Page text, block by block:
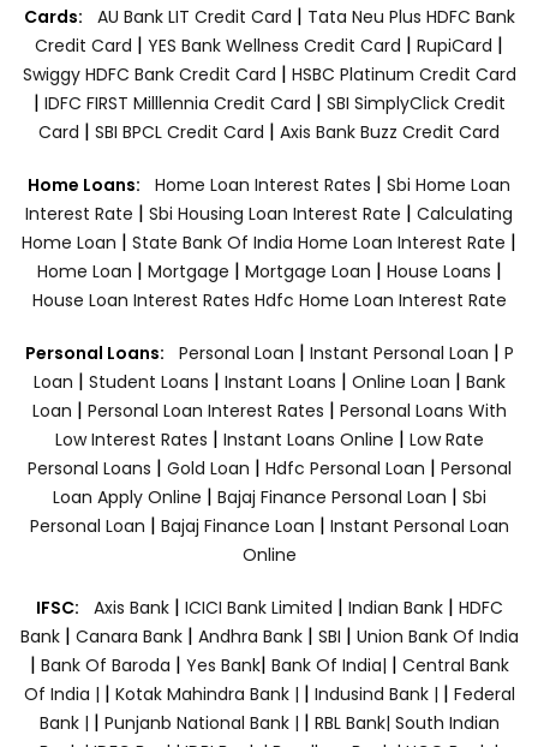
Cards: AU Bank LIT Credit Card | Tata Neu Plus HDFC Bank
Credit Card | YES Bank Wellness Credit Card | RupiCard |
Swiggy HDFC Bank Credit Card | HSBC Platinum Credit Card
| IDFC FIRST Milllennia Credit Card | SBI SimplyClick Credit
Card | SBI BPCL Credit Card | Axis Bank Buzz Credit Card
Home Loans: Home Loan Interest Rates | Sbi Home Loan
Interest Rate | Sbi Housing Loan Interest Rate | Calculating
Home Loan | State Bank Of India Home Loan Interest Rate |
Home Loan | Mortgage | Mortgage Loan | House Loans |
House Loan Interest Rates Hdfc Home Loan Interest Rate
Personal Loans: Personal Loan | Instant Personal Loan | P
Loan | Student Loans | Instant Loans | Online Loan | Bank
Loan | Personal Loan Interest Rates | Personal Loans With
Low Interest Rates | Instant Loans Online | Low Rate
Personal Loans | Gold Loan | Hdfc Personal Loan | Personal
Loan Apply Online | Bajaj Finance Personal Loan | Sbi
Personal Loan | Bajaj Finance Loan | Instant Personal Loan
Online
IFSC: Axis Bank | ICICI Bank Limited | Indian Bank | HDFC
Bank| Canara Bank | Andhra Bank| SBI | Union Bank Of India
| Bank Of Baroda | Yes Bank| Bank Of India| | Central Bank
Of India | | Kotak Mahindra Bank | | Indusind Bank | | Federal
Bank | | Punjanb National Bank | | RBL Bank| South Indian